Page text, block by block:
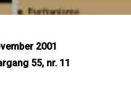
2001
55, nr. 11